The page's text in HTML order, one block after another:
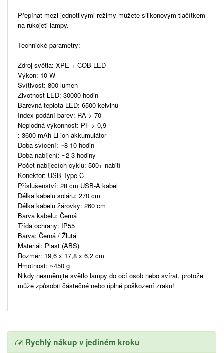
Přepínat mezi jednotlivými režimy můžete silikonovým tlačítkem
na rukojeti lampy.
Technické parametry:
Zdroj světla: XPE + COB LED
Výkon: 10 W
Svítivost: 800 lumen
Životnost LED: 30000 hodin
Barevná teplota LED: 6500 kelvinů
Index podání barev: RA > 70
Neplodná výkonnost: PF > 0,9
: 3600 mAh Li-ion akkumulátor
Doba svícení: ~8-10 hodin
Doba nabíjení: ~2-3 hodiny
Počet nabíjecích cyklů: 500+ nabití
Konektor: USB Type-C
Příslušenství: 28 cm USB-A kabel
Délka kabelu soláru: 270 cm
Délka kabelu žárovky: 260 cm
Barva kabelu: Černá
Třída ochrany: IP55
Barva: Černá / Žlutá
Materiál: Plast (ABS)
Rozměr: 19,6 x 17,8 x 6,2 cm
Hmotnost: ~450 g
Nikdy nesměrujte světlo lampy do očí osob nebo svírat, protože
může způsobit částečné nebo úplné poškození zraku!
Rychlý nákup v jediném kroku